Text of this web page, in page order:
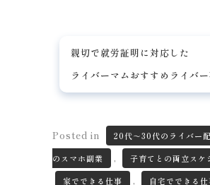
親切で就労証明に対応した
ライバーマムおすすめライバ
Posted in 20代～30代のライバー
のスマホ副業
, 子育てとの両立スケ
家でできる仕事 , 自宅でできる仕